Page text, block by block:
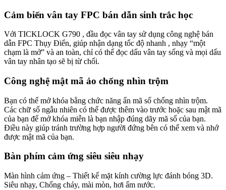
Cảm biến vân tay FPC bán dẫn sinh trắc học
Với TICKLOCK G790 , đầu đọc vân tay sử dụng công nghệ bán
dẫn FPC Thụy Điển, giúp nhận dạng tốc độ nhanh , nhạy “một
chạm là mở” và an toàn, chỉ có thể đọc dấu vân tay sống và mọi dấu
vân tay nhân tạo sẽ bị từ chối.
Công nghệ mật mã ảo chống nhìn trộm
Bạn có thể mở khóa bằng chức năng ẩn mã số chống nhìn trộm.
Các chữ số ngẫu nhiên có thể được thêm vào trước hoặc sau mật mã
của bạn để mở khóa miễn là bạn nhập đúng dãy mã số của bạn.
Điều này giúp tránh trường hợp người đứng bên có thể xem và nhớ
được mật mã của bạn.
Bàn phím cảm ứng siêu siêu nhạy
Màn hình cảm ứng – Thiết kế mặt kính cường lực đánh bóng 3D.
Siêu nhạy, Chống cháy, mài mòn, hơi ẩm nước.